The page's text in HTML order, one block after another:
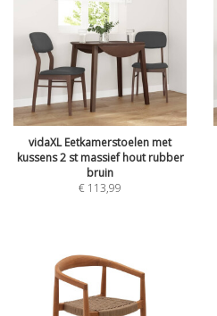
vidaXL Eetkamerstoelen met
kussens 2 st massief hout rubber
bruin
€ 113,99